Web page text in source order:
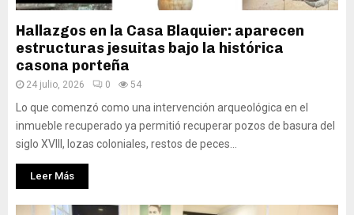
Hallazgos en la Casa Blaquier: aparecen
estructuras jesuitas bajo la histórica
casona porteña
24 julio, 2026 0 54
Lo que comenzó como una intervención arqueológica en el
inmueble recuperado ya permitió recuperar pozos de basura del
siglo XVIII, lozas coloniales, restos de peces...
Leer Más